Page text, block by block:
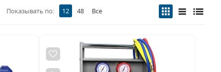
Показывать по: 12 48 Все